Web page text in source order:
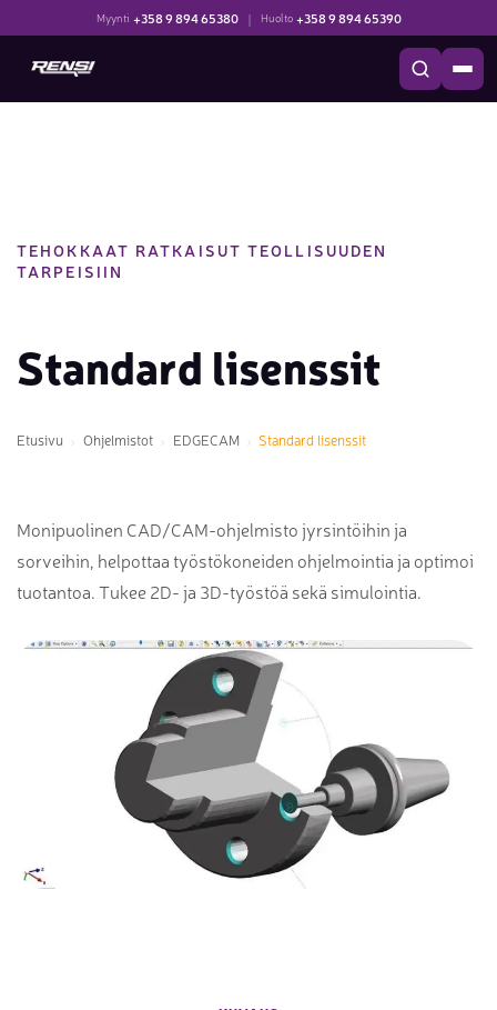
Myynti +358 9 894 65380 | Huolto +358 9 894 65390
TEHOKKAAT RATKAISUT TEOLLISUUDEN
TARPEISIIN
Standard lisenssit
Etusivu Ohjelmistot EDGECAM Standard lisenssit
Monipuolinen CAD/CAM-ohjelmisto jyrsintöihin ja
sorveihin, helpottaa työstökoneiden ohjelmointia ja optimoi
tuotantoa. Tukee 2D- ja 3D-työstöä sekä simulointia.